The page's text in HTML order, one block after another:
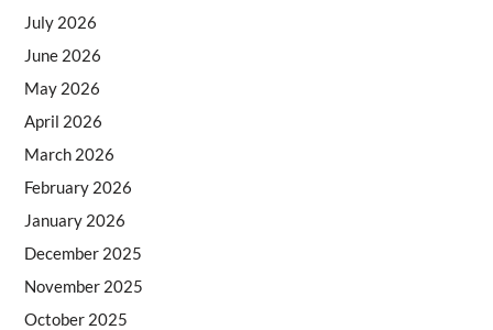
July 2026
June 2026
May 2026
April 2026
March 2026
February 2026
January 2026
December 2025
November 2025
October 2025